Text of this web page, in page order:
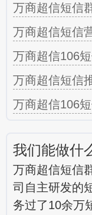
万商超信短信
万商超信短信
万商超信106
万商超信短信
万商超信106
我们能做什
万商超信短信
司自主研发的
务过了10余万